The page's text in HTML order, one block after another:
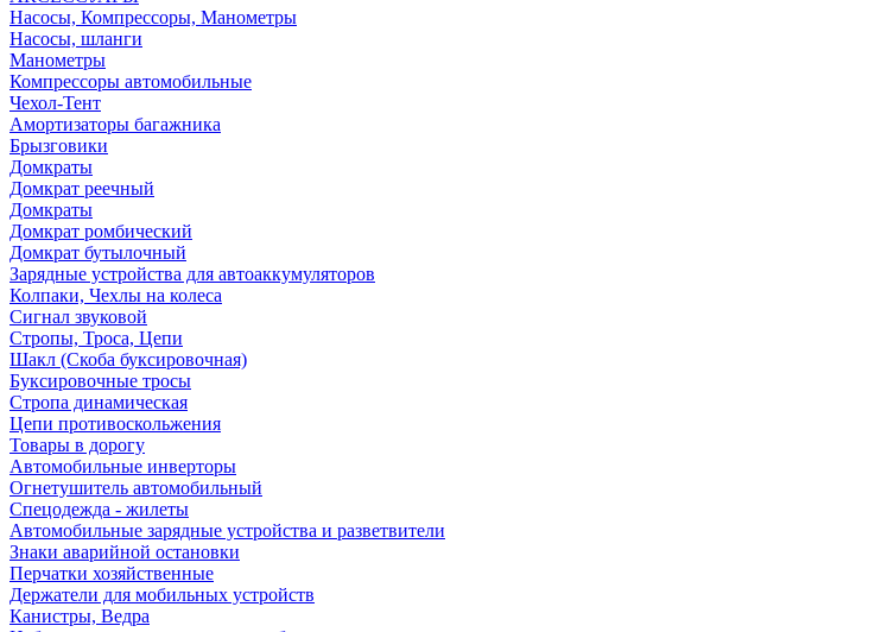
Насосы, Компрессоры, Манометры
Насосы, шланги
Манометры
Компрессоры автомобильные
Чехол-Тент
Амортизаторы багажника
Брызговики
Домкраты
Домкрат реечный
Домкраты
Домкрат ромбический
Домкрат бутылочный
Зарядные устройства для автоаккумуляторов
Колпаки, Чехлы на колеса
Сигнал звуковой
Стропы, Троса, Цепи
Шакл (Скоба буксировочная)
Буксировочные тросы
Стропа динамическая
Цепи противоскольжения
Товары в дорогу
Автомобильные инверторы
Огнетушитель автомобильный
Спецодежда - жилеты
Автомобильные зарядные устройства и разветвители
Знаки аварийной остановки
Перчатки хозяйственные
Держатели для мобильных устройств
Канистры, Ведра